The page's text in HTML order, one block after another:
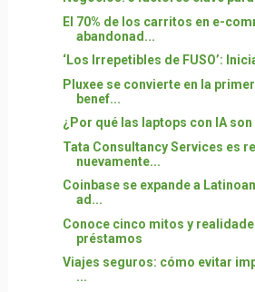
El 70% de los carritos en e-
abandonad...
‘Los Irrepetibles de FUSO’:
Pluxee se convierte en la
benef...
¿Por qué las laptops con IA
Tata Consultancy Services es
nuevamente...
Coinbase se expande a
ad...
Conoce cinco mitos y
préstamos
Viajes seguros: cómo evitar
...